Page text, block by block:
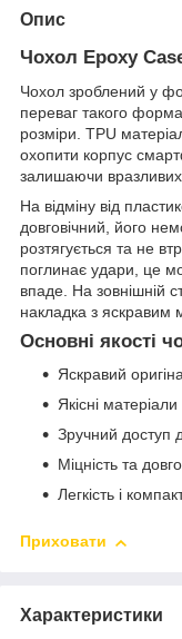
Опис
Чохол Epoxy
Чохол зроблений у
переваг такого
розміри. TPU
охопити корпус
залишаючи вразливих
На відміну від
довговічний, його
розтягується та не
поглинає удари, це
впаде. На зовнішній
накладка з яскравим
Основні якості
Яскравий
Якісні матеріали
Зручний доступ
Міцність та
Легкість і
Приховати
Характеристики